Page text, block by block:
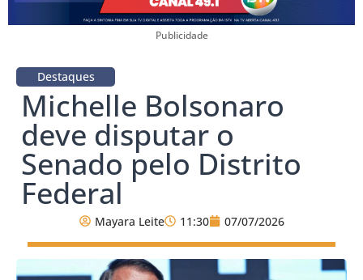
Publicidade
Destaques
Michelle Bolsonaro
deve disputar o
Senado pelo Distrito
Federal
Mayara Leite 11:30 07/07/2026